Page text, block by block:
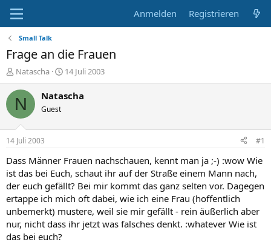
Anmelden Registrieren
Small Talk
Frage an die Frauen
E
r
s
t
e
r
Natascha
E
r
s
t
a
m
14 Juli 2003
N Natascha
Guest
14 Juli 2003 #1
Dass Männer Frauen nachschauen, kennt man ja ;-) :wow Wie
ist das bei Euch, schaut ihr auf der Straße einem Mann nach,
der euch gefällt? Bei mir kommt das ganz selten vor. Dagegen
ertappe ich mich oft dabei, wie ich eine Frau (hoffentlich
unbemerkt) mustere, weil sie mir gefällt - rein äußerlich aber
nur, nicht dass ihr jetzt was falsches denkt. :whatever Wie ist
das bei euch?